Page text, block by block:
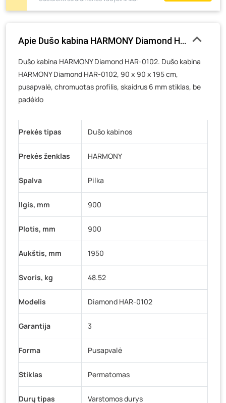
Apie Dušo kabina HARMONY Diamond HAR-
Dušo kabina HARMONY Diamond HAR-0102. Dušo kabina
HARMONY Diamond HAR-0102, 90 x 90 x 195 cm,
pusapvalė, chromuotas profilis, skaidrus 6 mm stiklas, be
padėklo
Prekės tipas Dušo kabinos
Prekės ženklas HARMONY
Spalva Pilka
Ilgis, mm 900
Plotis, mm 900
Aukštis, mm 1950
Svoris, kg 48.52
Modelis Diamond HAR-0102
Garantija 3
Forma Pusapvalė
Stiklas Permatomas
Durų tipas Varstomos durys